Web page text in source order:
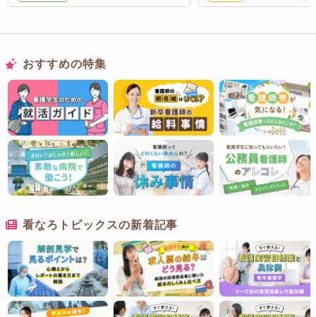
おすすめの特集
看なろトピックスの新着記事